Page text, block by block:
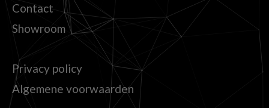
Contact
Showroom
Privacy policy
Algemene voorwaarden